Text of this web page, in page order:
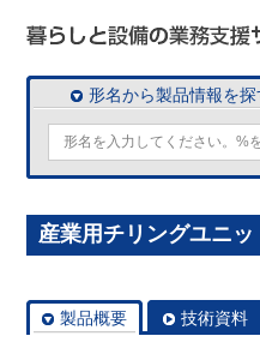
形名から製品情報を探
産業用チリングユニ
製品概要 技術資料